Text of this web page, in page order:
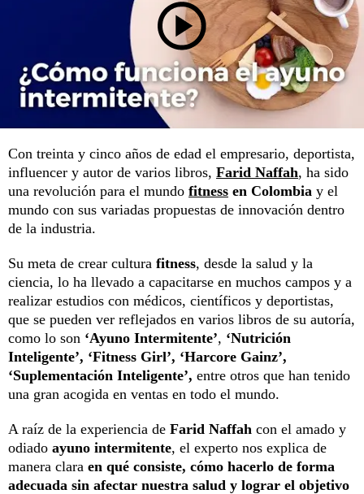
Con treinta y cinco años de edad el empresario, deportista,
influencer y autor de varios libros, Farid Naffah, ha sido
una revolución para el mundo fitness en Colombia y el
mundo con sus variadas propuestas de innovación dentro
de la industria.
Su meta de crear cultura fitness, desde la salud y la
ciencia, lo ha llevado a capacitarse en muchos campos y a
realizar estudios con médicos, científicos y deportistas,
que se pueden ver reflejados en varios libros de su autoría,
como lo son ‘Ayuno Intermitente’, ‘Nutrición
Inteligente’, ‘Fitness Girl’, ‘Harcore Gainz’,
‘Suplementación Inteligente’, entre otros que han tenido
una gran acogida en ventas en todo el mundo.
A raíz de la experiencia de Farid Naffah con el amado y
odiado ayuno intermitente, el experto nos explica de
manera clara en qué consiste, cómo hacerlo de forma
adecuada sin afectar nuestra salud y lograr el objetivo